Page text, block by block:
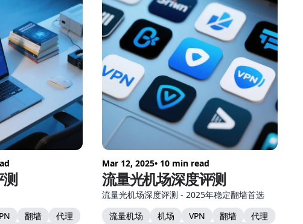
翻墙
代理
Mar 12, 2025• 10 min read
流量光机场深度评测
流量光机场深度评测 - 2025年稳定翻墙首选
流量机场
机场 VPN 翻墙
代理